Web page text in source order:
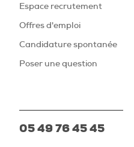
Espace recrutement
Offres d'emploi
Candidature spontanée
Poser une question
05 49 76 45 45